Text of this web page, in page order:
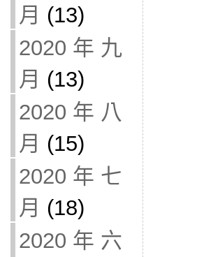
月 (13)
2020 年 九
月 (13)
2020 年 八
月 (15)
2020 年 七
月 (18)
2020 年 六